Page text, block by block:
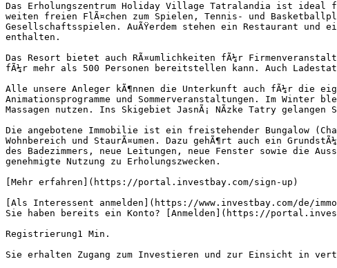
Das Erholungszentrum Holiday Village Tatralandia ist
weiten freien FlÃ¤chen zum Spielen, Tennis- und
Gesellschaftsspielen. AuÃŸerdem stehen ein Restaurant
enthalten.
Das Resort bietet auch RÃ¤umlichkeiten fÃ¼r
fÃ¼r mehr als 500 Personen bereitstellen kann. Auch
Alle unsere Anleger kÃ¶nnen die Unterkunft auch fÃ¼r die
Animationsprogramme und Sommerveranstaltungen. Im
Massagen nutzen. Ins Skigebiet JasnÃ¡ NÃ­zke Tatry
Die angebotene Immobilie ist ein freistehender Bungalow
Wohnbereich und StaurÃ¤umen. Dazu gehÃ¶rt auch ein
des Badezimmers, neue Leitungen, neue Fenster sowie die
genehmigte Nutzung zu Erholungszwecken.
[Mehr erfahren](https://portal.investbay.com/sign-up)
[Als Interessent anmelden](https://www.investbay.com/de/
Sie haben bereits ein Konto? [Anmelden](https://
Registrierung1 Min.
Sie erhalten Zugang zum Investieren und zur Einsicht in